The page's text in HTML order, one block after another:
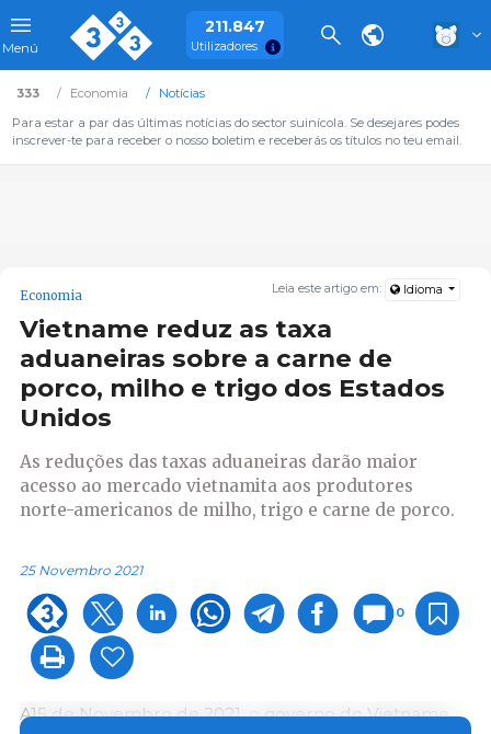
Menú
211.847
Utilizadores
333 Economia
Notícias
Para estar a par das últimas notícias do sector suinícola. Se desejares podes
inscrever-te para receber o nosso boletim e receberás os títulos no teu email.
Leia este artigo em: Idioma
Economia
Vietname reduz as taxa
aduaneiras sobre a carne de
porco, milho e trigo dos Estados
Unidos
As reduções das taxas aduaneiras darão maior
acesso ao mercado vietnamita aos produtores
norte-americanos de milho, trigo e carne de porco.
25 Novembro 2021
0
A15 de Novembro de 2021, o governo do Vietname